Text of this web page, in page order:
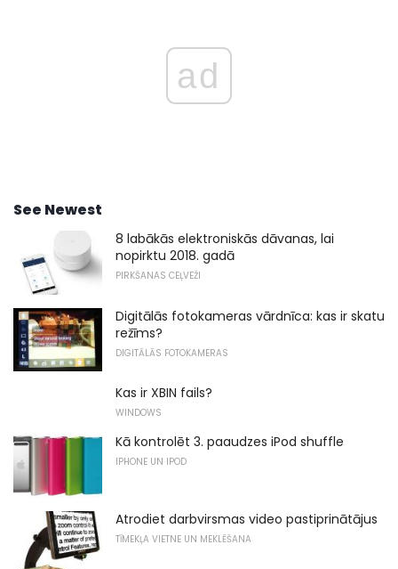
ad
See Newest
8 labākās elektroniskās dāvanas, lai
nopirktu 2018. gadā
PIRKŠANAS CEĻVEŽI
Digitālās fotokameras vārdnīca: kas ir skatu
režīms?
DIGITĀLĀS FOTOKAMERAS
Kas ir XBIN fails?
WINDOWS
Kā kontrolēt 3. paaudzes iPod shuffle
IPHONE UN IPOD
Atrodiet darbvirsmas video pastiprinātājus
TĪMEKĻA VIETNE UN MEKLĒŠANA